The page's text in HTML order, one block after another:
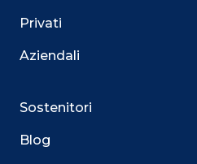
Privati
Aziendali
Sostenitori
Blog